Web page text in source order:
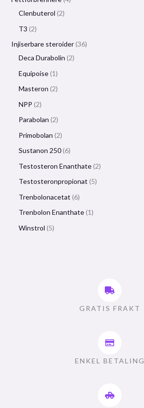
Clenbuterol 2
T3 2
Injiserbare steroider 36
Deca Durabolin 2
Equipoise 1
Masteron 2
NPP 2
Parabolan 2
Primobolan 2
Sustanon 250 6
Testosteron Enanthate 2
Testosteronpropionat 5
Trenbolonacetat 6
Trenbolon Enanthate 1
Winstrol 5
GRATIS FRAKT
ENKEL BETALING